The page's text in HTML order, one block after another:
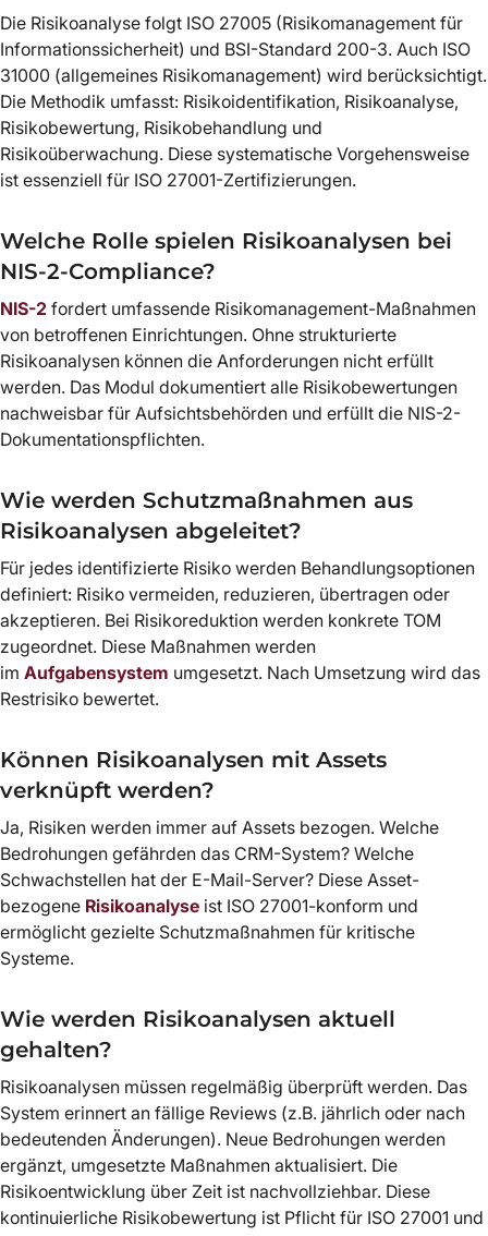
Die Risikoanalyse folgt ISO 27005 (Risikomanagement für
Informationssicherheit) und BSI-Standard 200-3. Auch ISO
31000 (allgemeines Risikomanagement) wird berücksichtigt.
Die Methodik umfasst: Risikoidentifikation, Risikoanalyse,
Risikobewertung, Risikobehandlung und
Risikoüberwachung. Diese systematische Vorgehensweise
ist essenziell für ISO 27001-Zertifizierungen.
Welche Rolle spielen Risikoanalysen bei
NIS-2-Compliance?
NIS-2 fordert umfassende Risikomanagement-Maßnahmen
von betroffenen Einrichtungen. Ohne strukturierte
Risikoanalysen können die Anforderungen nicht erfüllt
werden. Das Modul dokumentiert alle Risikobewertungen
nachweisbar für Aufsichtsbehörden und erfüllt die NIS-2-
Dokumentationspflichten.
Wie werden Schutzmaßnahmen aus
Risikoanalysen abgeleitet?
Für jedes identifizierte Risiko werden Behandlungsoptionen
definiert: Risiko vermeiden, reduzieren, übertragen oder
akzeptieren. Bei Risikoreduktion werden konkrete TOM
zugeordnet. Diese Maßnahmen werden
im Aufgabensystem umgesetzt. Nach Umsetzung wird das
Restrisiko bewertet.
Können Risikoanalysen mit Assets
verknüpft werden?
Ja, Risiken werden immer auf Assets bezogen. Welche
Bedrohungen gefährden das CRM-System? Welche
Schwachstellen hat der E-Mail-Server? Diese Asset-
bezogene Risikoanalyse ist ISO 27001-konform und
ermöglicht gezielte Schutzmaßnahmen für kritische
Systeme.
Wie werden Risikoanalysen aktuell
gehalten?
Risikoanalysen müssen regelmäßig überprüft werden. Das
System erinnert an fällige Reviews (z.B. jährlich oder nach
bedeutenden Änderungen). Neue Bedrohungen werden
ergänzt, umgesetzte Maßnahmen aktualisiert. Die
Risikoentwicklung über Zeit ist nachvollziehbar. Diese
kontinuierliche Risikobewertung ist Pflicht für ISO 27001 und